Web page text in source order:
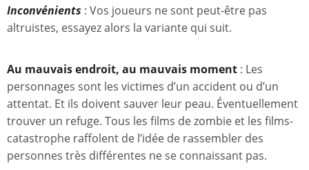
Inconvénients : Vos joueurs ne sont peut-être pas
altruistes, essayez alors la variante qui suit.
Au mauvais endroit, au mauvais moment : Les
personnages sont les victimes d’un accident ou d’un
attentat. Et ils doivent sauver leur peau. Éventuellement
trouver un refuge. Tous les films de zombie et les films-
catastrophe raffolent de l’idée de rassembler des
personnes très différentes ne se connaissant pas.